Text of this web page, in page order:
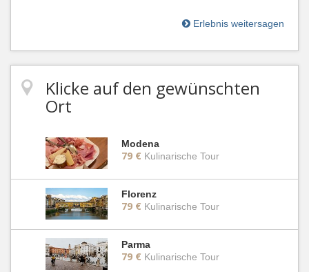
Erlebnis weitersagen
Klicke auf den gewünschten
Ort
Modena
79 € Kulinarische Tour
Florenz
79 € Kulinarische Tour
Parma
79 € Kulinarische Tour